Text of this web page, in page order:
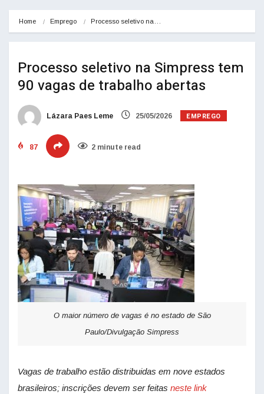
Home Emprego Processo seletivo na…
Processo seletivo na Simpress tem
90 vagas de trabalho abertas
Lázara Paes Leme 25/05/2026 EMPREGO
87 2 minute read
O maior número de vagas é no estado de São
Paulo/Divulgação Simpress
Vagas de trabalho estão distribuidas em nove estados
brasileiros; inscrições devem ser feitas neste link